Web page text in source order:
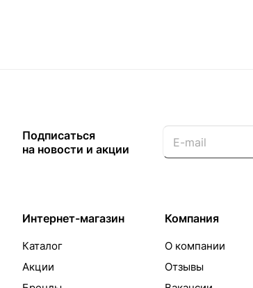
Подписаться
на новости и акции
Интернет-магазин
Каталог
Акции
Компания
О компании
Отзывы